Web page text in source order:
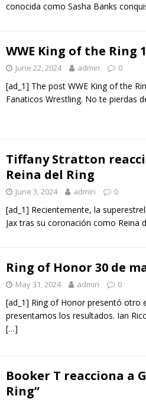
conocida como Sasha Banks
WWE King of the Ring
June 22, 2024 admin 0
[ad_1] The post WWE King of the
Fanaticos Wrestling. No te pierdas
Tiffany Stratton
Reina del Ring
June 3, 2024 admin 0
[ad_1] Recientemente, la
Jax tras su coronación como Reina
Ring of Honor 30 de
May 31, 2024 admin 0
[ad_1] Ring of Honor presentó otro
presentamos los resultados. Ian
[…]
Booker T reacciona a
Ring”